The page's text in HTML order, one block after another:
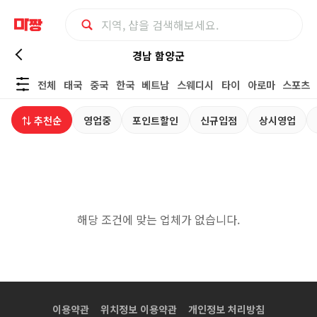
경
남
함
경남 함양군
전체
태국 중국 한국 베트남 스웨디시 타이 아로마 스포츠
⇅ 추천순 영업중 포인트할인 신규입점 상시영업
해당 조건에 맞는 업체가 없습니다.
이용약관 위치정보 이용약관 개인정보 처리방침